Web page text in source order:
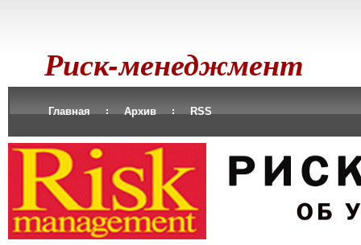
Риск-менеджмент
Главная Архив RSS